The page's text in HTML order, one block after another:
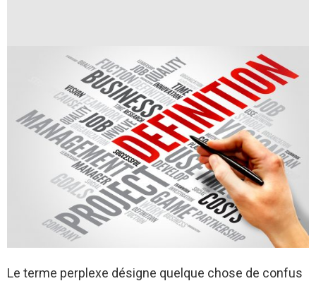
Le terme perplexe désigne quelque chose de confus